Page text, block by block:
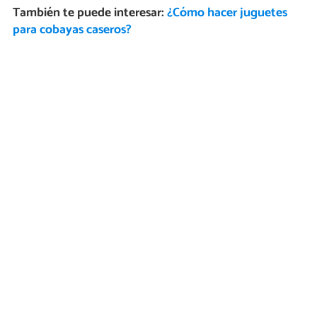
También te puede interesar:¿Cómo hacer juguetes
para cobayas caseros?